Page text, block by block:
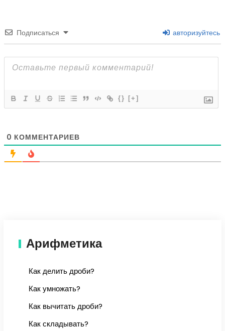
Подписаться авторизуйтесь
{} [+]
0 КОММЕНТАРИЕВ
Арифметика
Как делить дроби?
Как умножать?
Как вычитать дроби?
Как складывать?